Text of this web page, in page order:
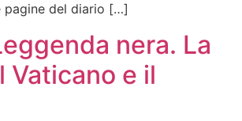
pagine del diario […]
nera. La
Vaticano e il